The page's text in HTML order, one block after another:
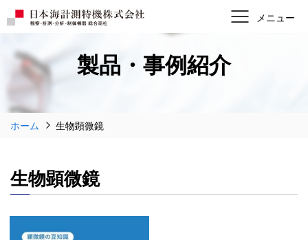
製品・事例紹介
ホーム 生物顕微鏡
生物顕微鏡